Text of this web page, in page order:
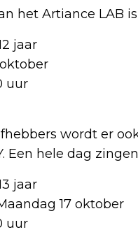
het Artiance LAB
jaar
uur
wordt er
Een hele dag
jaar
17 oktober
uur